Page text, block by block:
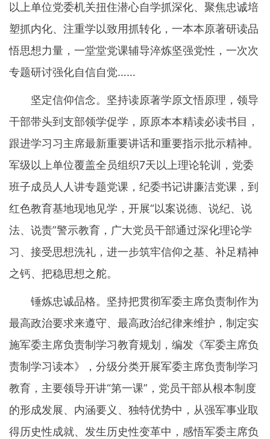
以上单位党委机关扭住潜心自学抓深化、聚焦忠诚培
塑抓内化、注重学以致用抓转化，一本本原著研读品
悟思想力量，一堂堂党课辅导淬炼坚强党性，一次次
专题研讨强化自信自觉……
坚定信仰信念。坚持读原著学原文悟原理，领导
干部带头到支部领学促学，原原本本精读必读书目，
跟进学习习主席最新重要讲话和重要指示批示精神。
军级以上单位覆盖全员组织7天以上理论轮训，党委
班子成员人人讲专题党课，纪委书记讲廉洁党课，到
红色教育基地现地见学，开展“以案说德、说纪、说
法、说责”警示教育，广大党员干部通过深化理论学
习、接受思想洗礼，进一步筑牢信仰之基、补足精神
之钙、把稳思想之舵。
锤炼忠诚品格。坚持把贯彻军委主席负责制作为
最高政治要求来遵守、最高政治纪律来维护，制定实
施军委主席负责制学习教育规划，编发《军委主席负
责制学习读本》，分级分类开展军委主席负责制学习
教育，主要领导开讲“第一课”，党员干部从根本制度
的形成发展、内涵要义、独特优势中，从强军事业取
得历史性成就、发生历史性变革中，感悟军委主席负